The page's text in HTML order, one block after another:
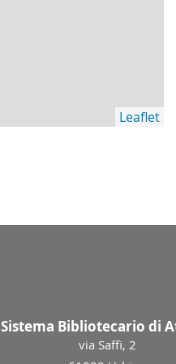
Leaflet
Sistema Bibliotecario di
via Saffi, 2